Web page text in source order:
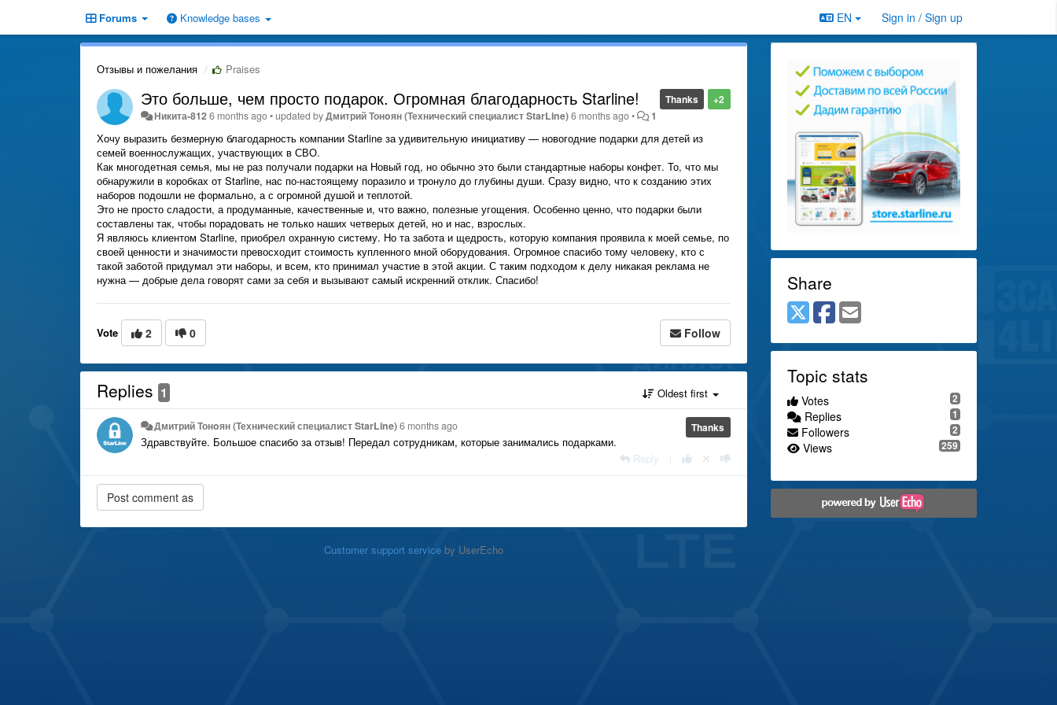
Forums Knowledge bases EN Sign in / Sign up
Отзывы и пожелания Praises
+2
Thanks
Это больше, чем просто подарок. Огромная благодарность Starline!
Никита-8126 months ago•updated byДмитрий Тонoян (Технический специалист StarLine)6 months ago• 1
Хочу выразить безмерную благодарность компании Starline за удивительную инициативу — новогодние подарки для детей из
семей военнослужащих, участвующих в СВО.
Как многодетная семья, мы не раз получали подарки на Новый год, но обычно это были стандартные наборы конфет. То, что мы
обнаружили в коробках от Starline, нас по-настоящему поразило и тронуло до глубины души. Сразу видно, что к созданию этих
наборов подошли не формально, а с огромной душой и теплотой.
Это не просто сладости, а продуманные, качественные и, что важно, полезные угощения. Особенно ценно, что подарки были
составлены так, чтобы порадовать не только наших четверых детей, но и нас, взрослых.
Я являюсь клиентом Starline, приобрел охранную систему. Но та забота и щедрость, которую компания проявила к моей семье, по
своей ценности и значимости превосходит стоимость купленного мной оборудования. Огромное спасибо тому человеку, кто с
такой заботой придумал эти наборы, и всем, кто принимал участие в этой акции. С таким подходом к делу никакая реклама не
нужна — добрые дела говорят сами за себя и вызывают самый искренний отклик. Спасибо!
Vote 2 0 Follow
Replies 1 Oldest first
Thanks
Дмитрий Тонoян (Технический специалист StarLine)6 months ago
Здравствуйте. Большое спасибо за отзыв! Передал сотрудникам, которые занимались подарками.
Reply
Customer support serviceby UserEcho
Share
Topic stats
2
Votes
1
Replies
2
Followers
259
Views